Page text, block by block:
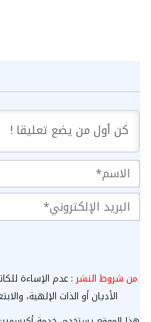
من شروط النشر: عدم الإساءة
الأديان أو الذات الإلهية،